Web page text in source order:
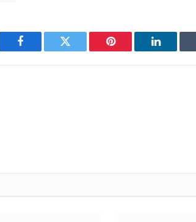
Facebook Twitter Pinterest LinkedIn